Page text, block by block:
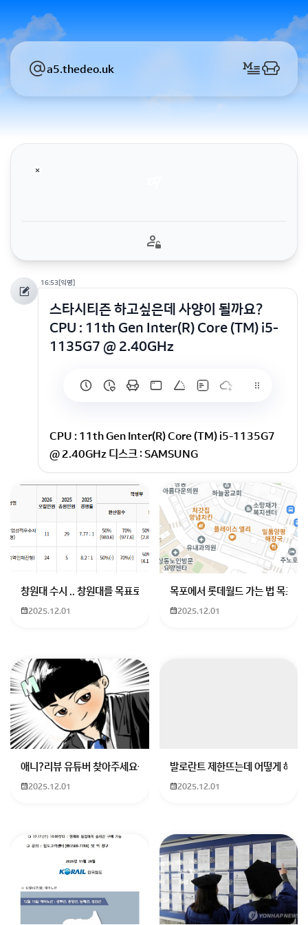
a5.thedeo.uk
16:53[익명]
스타시티즌 하고싶은데 사양이 될까요?
CPU : 11th Gen Inter(R) Core (TM) i5-
1135G7 @ 2.40GHz
CPU : 11th Gen Inter(R) Core (TM) i5-1135G7
@ 2.40GHz 디스크 : SAMSUNG
MZVLQ256HBJD-00BGPU : Inter(R) Iris(R) Xe
Graphics메모리는 8G 있는거 같네요발로란트도 겨우
돌아갑니다...
안녕하세요? 지식파트너 가비아입니다.
결론부터 말씀드리면 좀 어렵습니다.
스타시티즌 최소 사양은 이렇게 인데
CPU: Quad Core i7 (Sandy Bridge+)
질문자님의 인테그레이티드 그래픽(Iris Xe)으로는
720p 최저 설정에서도 10-15 FPS 정도로, 플레이가
매우 어려워 보입니다. RAM 부족과 VRAM 미달로 로
딩/크래시 발생 위험이 큽니다
도움이 되었나요? 가비아였습니다.
웹을 넘어 클라우드로. 가비아
그룹웨어부터 멀티클라우드까지 하나의 클라우드 허브
www.gabia.com
창원대 수시 .. 창원대를 목표로 하고 있는 09년생입니다 지금 제 내신이
2025.12.01
목포에서 롯데월드 가는 법 목포
2025.12.01
애니?리뷰 유튜버 찾아주세요ㅠㅠ 무슨 검정머리 남자 캐릭터에 더빙하
2025.12.01
발로란트 제한뜨는데 어떻게 해야
2025.12.01